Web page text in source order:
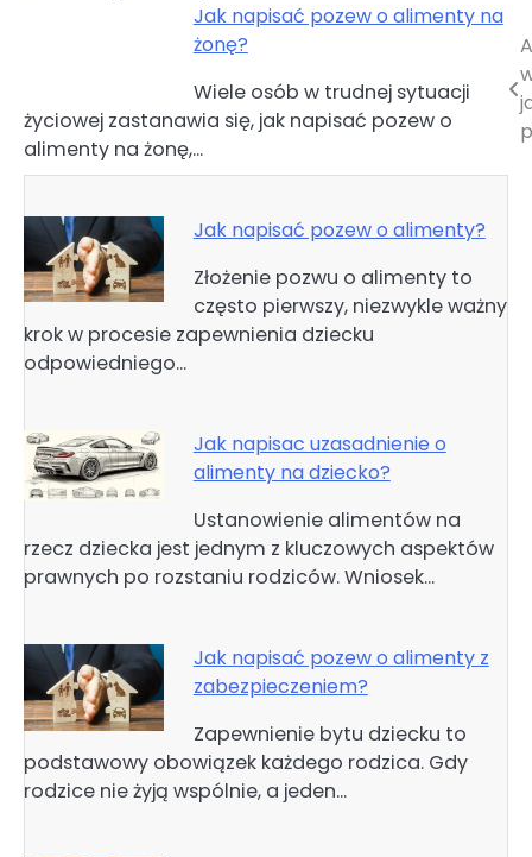
Jak napisać pozew o alimenty na
żonę?
Wiele osób w trudnej sytuacji
życiowej zastanawia się, jak napisać pozew o
alimenty na żonę,…
Jak napisać pozew o alimenty?
Złożenie pozwu o alimenty to
często pierwszy, niezwykle ważny
krok w procesie zapewnienia dziecku
odpowiedniego…
Jak napisac uzasadnienie o
alimenty na dziecko?
Ustanowienie alimentów na
rzecz dziecka jest jednym z kluczowych aspektów
prawnych po rozstaniu rodziców. Wniosek…
Jak napisać pozew o alimenty z
zabezpieczeniem?
Zapewnienie bytu dziecku to
podstawowy obowiązek każdego rodzica. Gdy
rodzice nie żyją wspólnie, a jeden…